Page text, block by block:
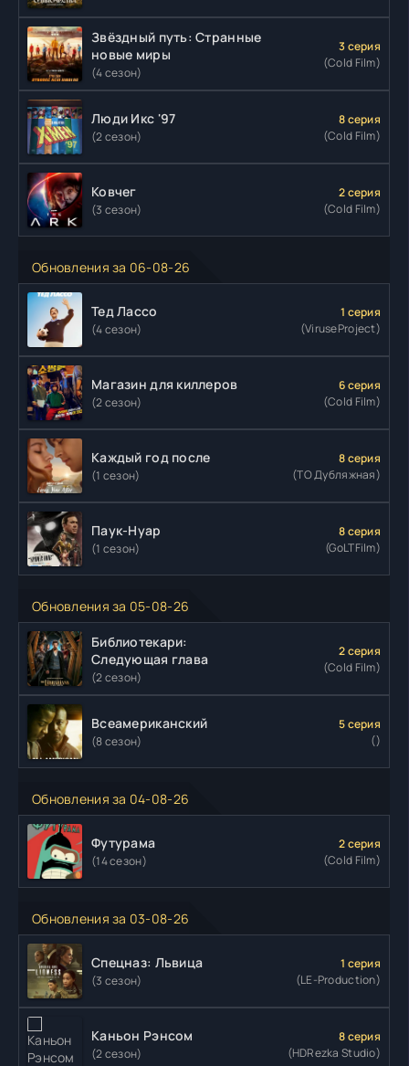
Звёздный путь: Странные
новые миры
(4 сезон)
3 серия
(Cold Film)
Люди Икс '97
(2 сезон)
8 серия
(Cold Film)
Ковчег
(3 сезон)
2 серия
(Cold Film)
Обновления за 06-08-26
Тед Лассо
(4 сезон)
1 серия
(ViruseProject)
Магазин для киллеров
(2 сезон)
6 серия
(Cold Film)
Каждый год после
(1 сезон)
8 серия
(ТО Дубляжная)
Паук-Нуар
(1 сезон)
8 серия
(GoLTFilm)
Обновления за 05-08-26
Библиотекари:
Следующая глава
(2 сезон)
2 серия
(Cold Film)
Всеамериканский
(8 сезон)
5 серия
()
Обновления за 04-08-26
Футурама
(14 сезон)
2 серия
(Cold Film)
Обновления за 03-08-26
Спецназ: Львица
(3 сезон)
1 серия
(LE-Production)
Каньон Рэнсом
(2 сезон)
8 серия
(HDRezka Studio)